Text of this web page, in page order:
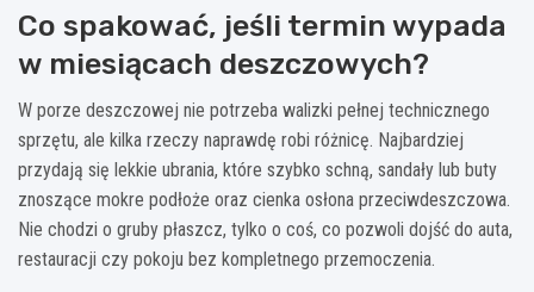
Co spakować, jeśli termin wypada
w miesiącach deszczowych?
W porze deszczowej nie potrzeba walizki pełnej technicznego
sprzętu, ale kilka rzeczy naprawdę robi różnicę. Najbardziej
przydają się lekkie ubrania, które szybko schną, sandały lub buty
znoszące mokre podłoże oraz cienka osłona przeciwdeszczowa.
Nie chodzi o gruby płaszcz, tylko o coś, co pozwoli dojść do auta,
restauracji czy pokoju bez kompletnego przemoczenia.